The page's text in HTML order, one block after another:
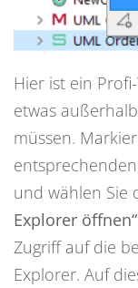
Hier ist ein
etwas
müssen.
entsprechenden
und wählen Sie
Explorer öffnen“
Zugriff auf die
Explorer. Auf